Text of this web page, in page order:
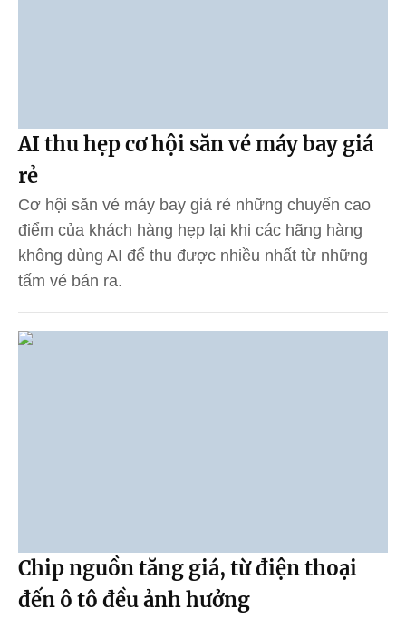
AI thu hẹp cơ hội săn vé máy bay giá
rẻ
Cơ hội săn vé máy bay giá rẻ những chuyến cao
điểm của khách hàng hẹp lại khi các hãng hàng
không dùng AI để thu được nhiều nhất từ những
tấm vé bán ra.
Chip nguồn tăng giá, từ điện thoại
đến ô tô đều ảnh hưởng